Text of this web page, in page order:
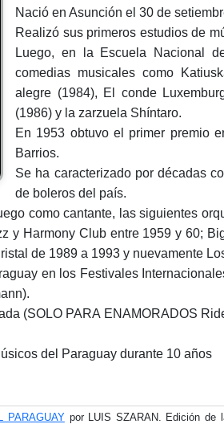
Nació en Asunción el 30 de
Realizó sus primeros estudios de
Luego, en la Escuela Nacional
comedias musicales como
alegre (1984), El conde
(1986) y la zarzuela Shíntaro.
En 1953 obtuvo el primer premio
Barrios.
Se ha caracterizado por décadas
de boleros del país.
como cantante, las siguientes
y Harmony Club entre 1959 y 60;
de 1989 a 1993 y nuevamente
en los Festivales
(SOLO PARA ENAMORADOS
del Paraguay durante 10 años
PARAGUAYpor LUIS SZARAN. Edición de